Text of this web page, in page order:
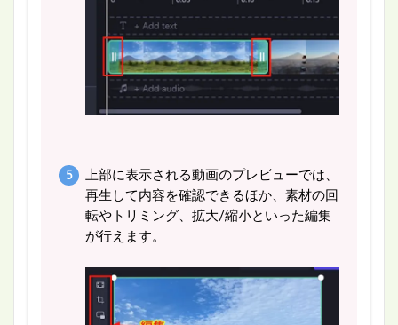
上部に表示される動画のプレビューでは、
再生して内容を確認できるほか、素材の回
転やトリミング、拡大/縮小といった編集
が行えます。